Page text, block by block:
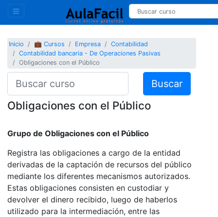
Inicio 💼 Cursos Empresa
Contabilidad
Contabilidad bancaria - De Operaciones Pasivas
Obligaciones con el Público
Buscar
Obligaciones con el Público
Grupo de Obligaciones con el Público
Registra las obligaciones a cargo de la entidad
derivadas de la captación de recursos del público
mediante los diferentes mecanismos autorizados.
Estas obligaciones consisten en custodiar y
devolver el dinero recibido, luego de haberlos
utilizado para la intermediación, entre las